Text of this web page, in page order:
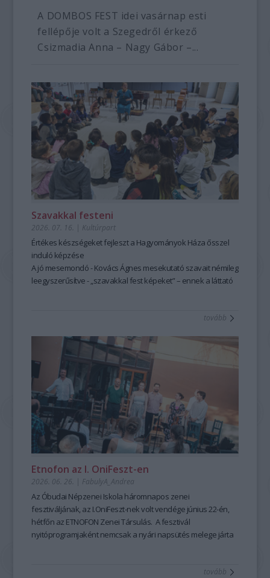
A DOMBOS FEST idei vasárnap esti
fellépője volt a Szegedről érkező
Csizmadia Anna – Nagy Gábor –...
Szavakkal festeni
2026. 07. 16. | Kultúrpart
Értékes készségeket fejleszt a Hagyományok Háza ősszel
induló képzése
A jó mesemondó - Kovács Ágnes mesekutató szavait némileg
leegyszerűsítve - „szavakkal fest képeket” – ennek a láttató
mesemondás nemcsak művészi élményt ad, hanem
magabiztosabb megszólaláshoz, fellépéshez, segíti az
előadói, pedagógusi jelenlétet, fejleszti a meggyőző, hiteles
kommunikációt is – olyan készségeket, amelyek digitális
korunkban is hangsúlyozottan értékesek. Ehhez nyújt
nagyszerű lehetőséget az idén 25 éves Hagyományok Háza
ősszel induló képzése, mely pedagógusok és
közművelődési szakemberek számára kínál elmélyült
szakmai és gyakorlati tudást a szövegfolklór tanulásáról és
tanításának módszertanáról.
Évi
a
Hagyományok
Házában
-
tovább
Etnofon az I. OniFeszt-en
2026. 06. 26. | FabulyA_Andrea
Az Óbudai Népzenei Iskola háromnapos zenei
fesztiváljának, az I.OniFeszt-nek volt vendége június 22-én,
hétfőn az ETNOFON Zenei Társulás. A fesztivál
nyitóprogramjaként nemcsak a nyári napsütés melege járta
tovább